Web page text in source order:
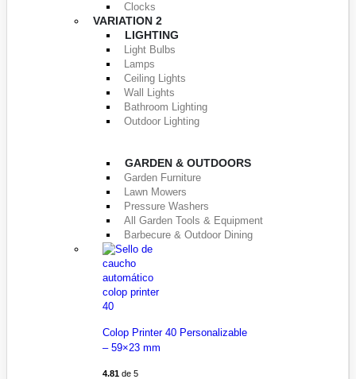
Clocks
VARIATION 2
LIGHTING
Light Bulbs
Lamps
Ceiling Lights
Wall Lights
Bathroom Lighting
Outdoor Lighting
GARDEN & OUTDOORS
Garden Furniture
Lawn Mowers
Pressure Washers
All Garden Tools & Equipment
Barbecure & Outdoor Dining
Colop Printer 40 Personalizable
– 59×23 mm
4.81 de 5